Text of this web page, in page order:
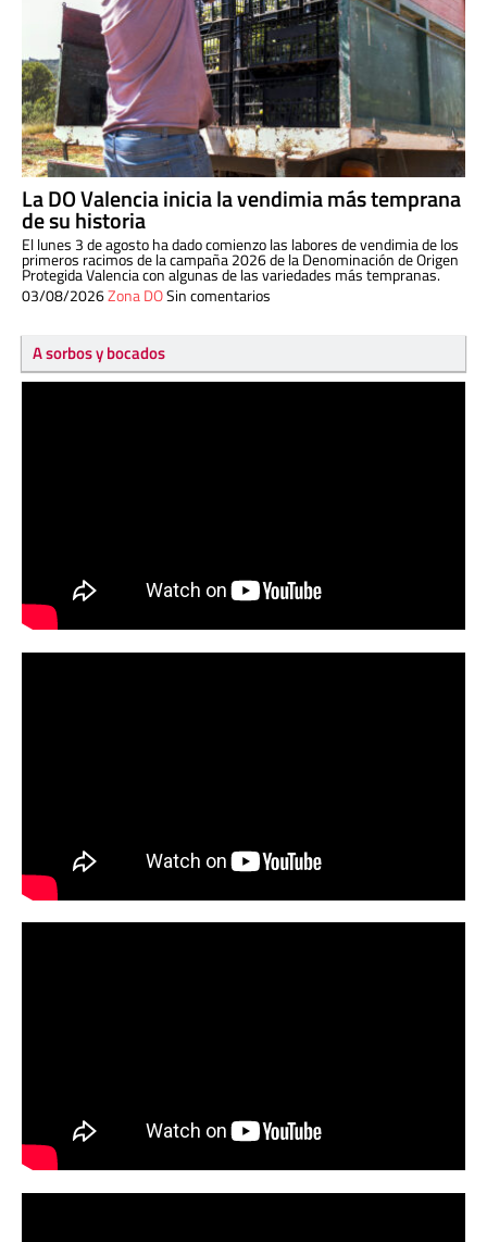
La DO Valencia inicia la vendimia más temprana
de su historia
El lunes 3 de agosto ha dado comienzo las labores de vendimia de los
primeros racimos de la campaña 2026 de la Denominación de Origen
Protegida Valencia con algunas de las variedades más tempranas.
03/08/2026Zona DOSin comentarios
A sorbos y bocados